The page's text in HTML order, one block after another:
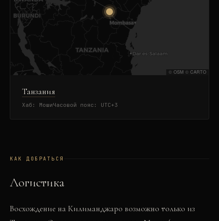
© OSM © CARTO
Танзания
Хаб: МошиЧасовой пояс: UTC+3
КАК ДОБРАТЬСЯ
Логистика
Восхождение на Килиманджаро возможно только из